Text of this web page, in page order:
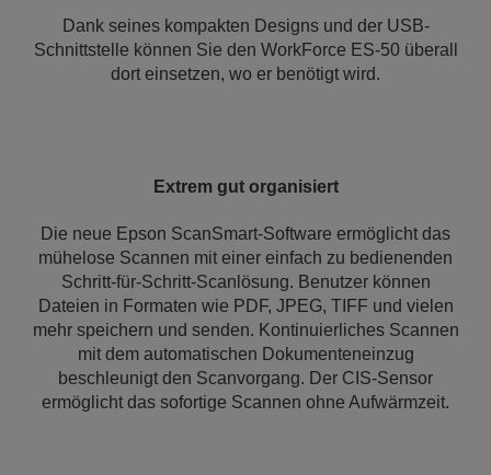
Dank seines kompakten Designs und der USB-
Schnittstelle können Sie den WorkForce ES-50 überall
dort einsetzen, wo er benötigt wird.
Extrem gut organisiert
Die neue Epson ScanSmart-Software ermöglicht das
mühelose Scannen mit einer einfach zu bedienenden
Schritt-für-Schritt-Scanlösung. Benutzer können
Dateien in Formaten wie PDF, JPEG, TIFF und vielen
mehr speichern und senden. Kontinuierliches Scannen
mit dem automatischen Dokumenteneinzug
beschleunigt den Scanvorgang. Der CIS-Sensor
ermöglicht das sofortige Scannen ohne Aufwärmzeit.